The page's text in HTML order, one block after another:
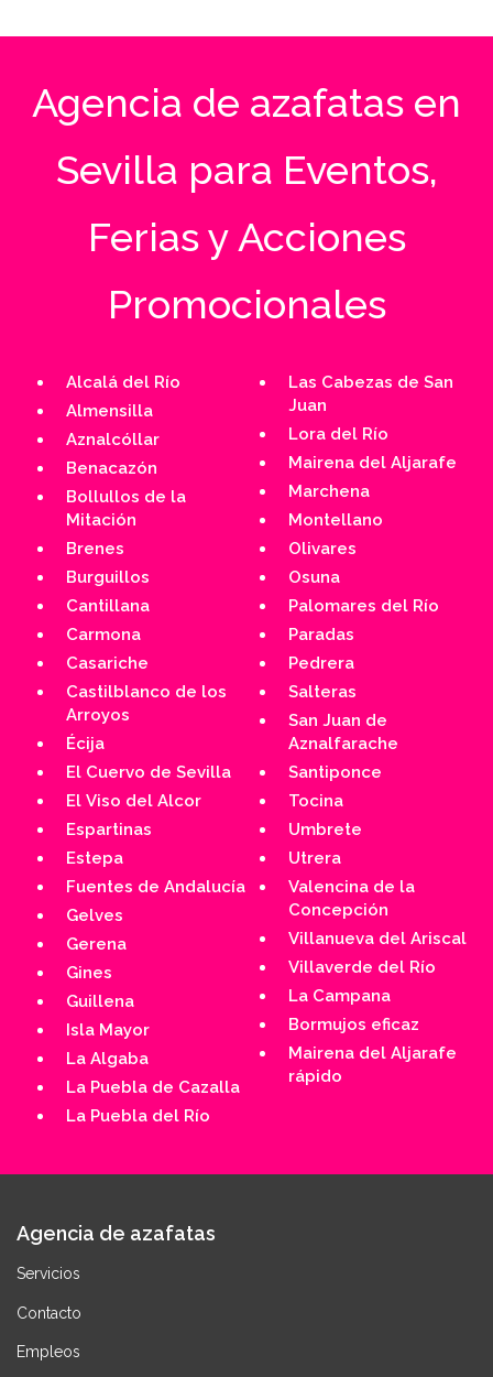
Agencia de azafatas en
Sevilla para Eventos,
Ferias y Acciones
Promocionales
Alcalá del Río
Almensilla
Aznalcóllar
Benacazón
Bollullos de la
Mitación
Brenes
Burguillos
Cantillana
Carmona
Casariche
Castilblanco de los
Arroyos
Écija
El Cuervo de Sevilla
El Viso del Alcor
Espartinas
Estepa
Fuentes de Andalucía
Gelves
Gerena
Gines
Guillena
Isla Mayor
La Algaba
La Puebla de Cazalla
La Puebla del Río
Las Cabezas de San
Juan
Lora del Río
Mairena del Aljarafe
Marchena
Montellano
Olivares
Osuna
Palomares del Río
Paradas
Pedrera
Salteras
San Juan de
Aznalfarache
Santiponce
Tocina
Umbrete
Utrera
Valencina de la
Concepción
Villanueva del Ariscal
Villaverde del Río
La Campana
Bormujos eficaz
Mairena del Aljarafe
rápido
Agencia de azafatas
Servicios
Contacto
Empleos